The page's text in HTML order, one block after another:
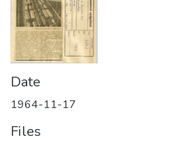
Date
1964-11-17
Files